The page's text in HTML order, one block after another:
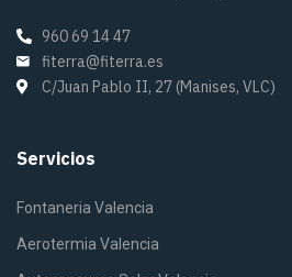
960 69 14 47
fiterra@fiterra.es
C/Juan Pablo II, 27 (Manises, VLC)
Servicios
Fontaneria Valencia
Aerotermia Valencia